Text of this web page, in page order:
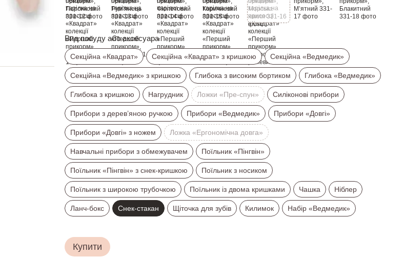
Вид посуду або аксесуара
Секційна «Квадрат» Секційна «Квадрат» з кришкою Секційна «Ведмедик»
Секційна «Ведмедик» з кришкою Глибока з високим бортиком Глибока «Ведмедик»
Глибока з кришкою Нагрудник Ложки «Пре-спун» Силіконові прибори
Прибори з дерев’яною ручкою Прибори «Ведмедик» Прибори «Довгі»
Прибори «Довгі» з ножем Ложка «Ергономічна довга»
Навчальні прибори з обмежувачем Поїльник «Пінгвін»
Поїльник «Пінгвін» з снек-кришкою Поїльник з носиком
Поїльник з широкою трубочкою Поїльник із двома кришками Чашка Ніблер
Ланч-бокс Снек-стакан Щіточка для зубів Килимок Набір «Ведмедик»
Купити